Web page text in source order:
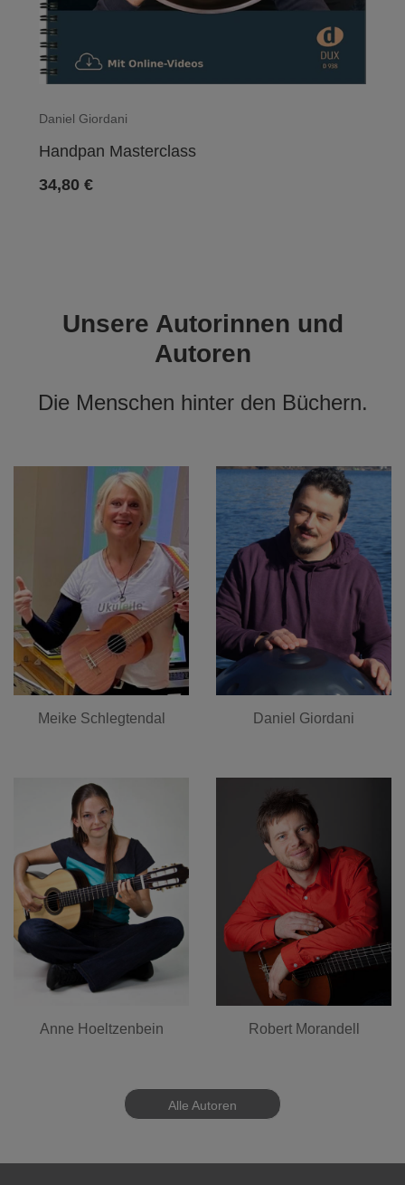
Daniel Giordani
Handpan Masterclass
34,80 €
Unsere Autorinnen und
Autoren
Die Menschen hinter den Büchern.
Meike Schlegtendal Daniel Giordani
Anne Hoeltzenbein Robert Morandell
Alle Autoren